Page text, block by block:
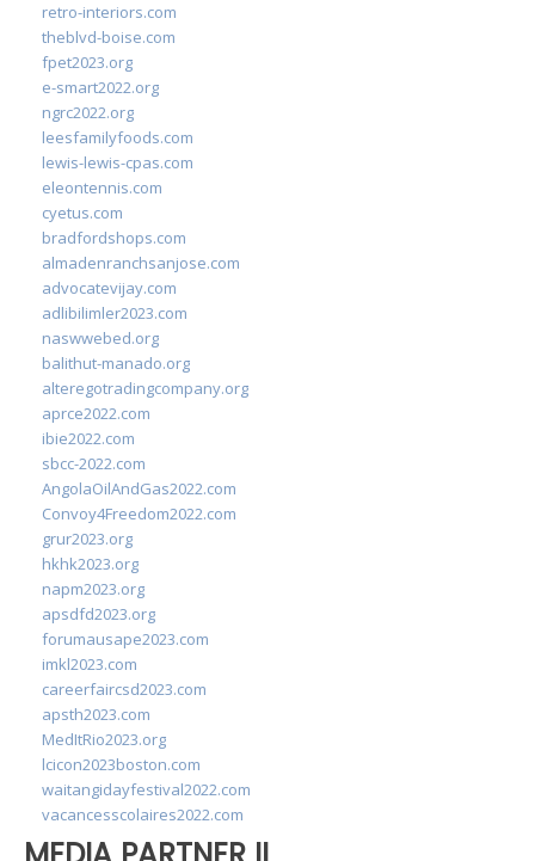
retro-interiors.com
theblvd-boise.com
fpet2023.org
e-smart2022.org
ngrc2022.org
leesfamilyfoods.com
lewis-lewis-cpas.com
eleontennis.com
cyetus.com
bradfordshops.com
almadenranchsanjose.com
advocatevijay.com
adlibilimler2023.com
naswwebed.org
balithut-manado.org
alteregotradingcompany.org
aprce2022.com
ibie2022.com
sbcc-2022.com
AngolaOilAndGas2022.com
Convoy4Freedom2022.com
grur2023.org
hkhk2023.org
napm2023.org
apsdfd2023.org
forumausape2023.com
imkl2023.com
careerfaircsd2023.com
apsth2023.com
MedItRio2023.org
lcicon2023boston.com
waitangidayfestival2022.com
vacancesscolaires2022.com